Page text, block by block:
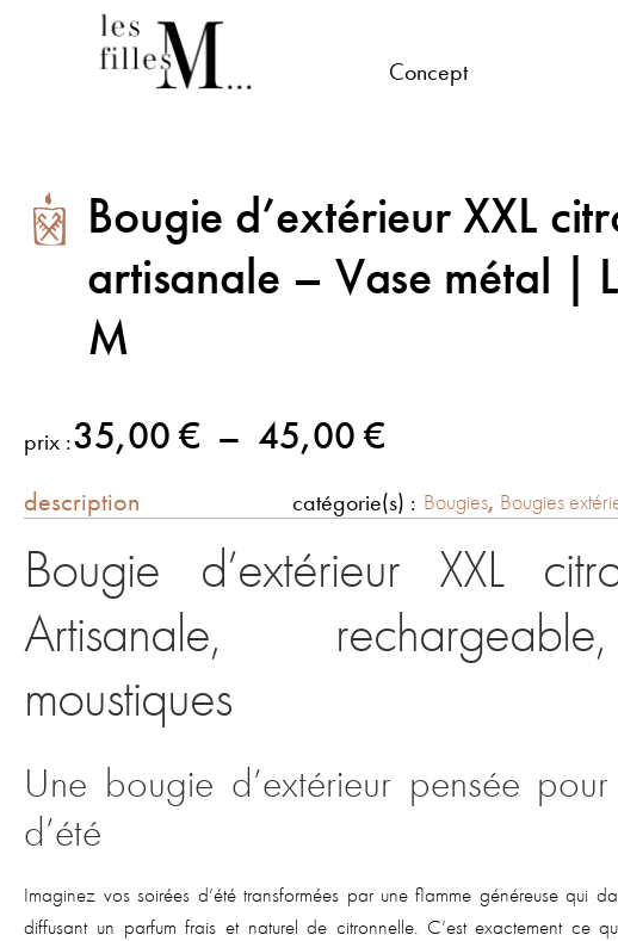
Concept
Bougie d’extérieur XXL
artisanale – Vase métal |
M
prix :35,00€ – 45,00€
description catégorie(s) : Bougies, Bougies
Bougie d’extérieur XXL
Artisanale,
moustiques
Une bougie d’extérieur pensée
d’été
Imaginez vos soirées d’été transformées par une flamme généreuse qui
diffusant un parfum frais et naturel de citronnelle. C’est exactement ce